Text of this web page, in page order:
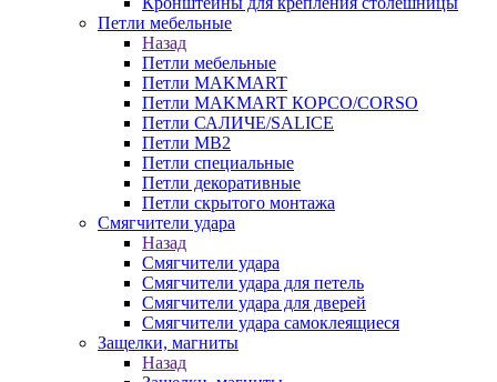
Петли мебельные
Назад
Петли мебельные
Петли MAKMART
Петли MAKMART КОРСО/CORSO
Петли САЛИЧЕ/SALICE
Петли MB2
Петли специальные
Петли декоративные
Петли скрытого монтажа
Смягчители удара
Назад
Смягчители удара
Смягчители удара для петель
Смягчители удара для дверей
Cмягчители удара самоклеящиеся
Защелки, магниты
Назад